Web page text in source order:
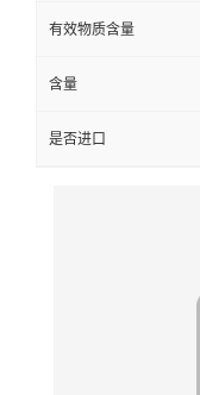
有效物质含量
含量
是否进口